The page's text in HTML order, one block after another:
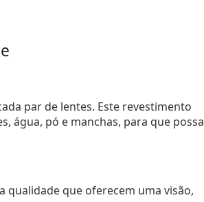
par de lentes. Este revestimento
água, pó e manchas, para que possa
qualidade que oferecem uma visão,